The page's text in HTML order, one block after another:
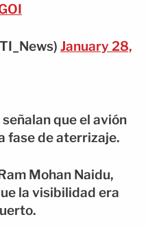
January 28,
que el avión
fase de aterrizaje.
Mohan Naidu,
la visibilidad era